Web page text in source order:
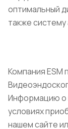
оптимальный
также
Компания ESM
Информацию о
условиях
нашем сайте